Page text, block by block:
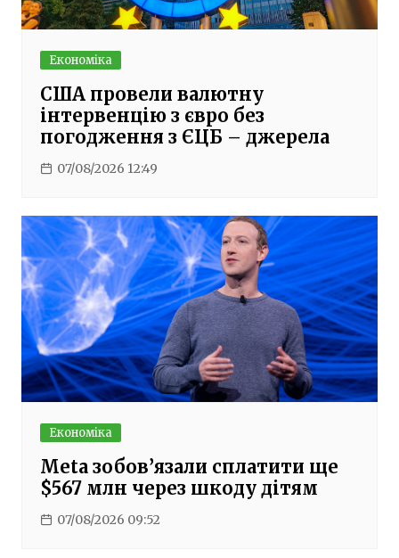
Економіка
США провели валютну
інтервенцію з євро без
погодження з ЄЦБ – джерела
07/08/2026 12:49
Економіка
Meta зобов’язали сплатити ще
$567 млн через шкоду дітям
07/08/2026 09:52